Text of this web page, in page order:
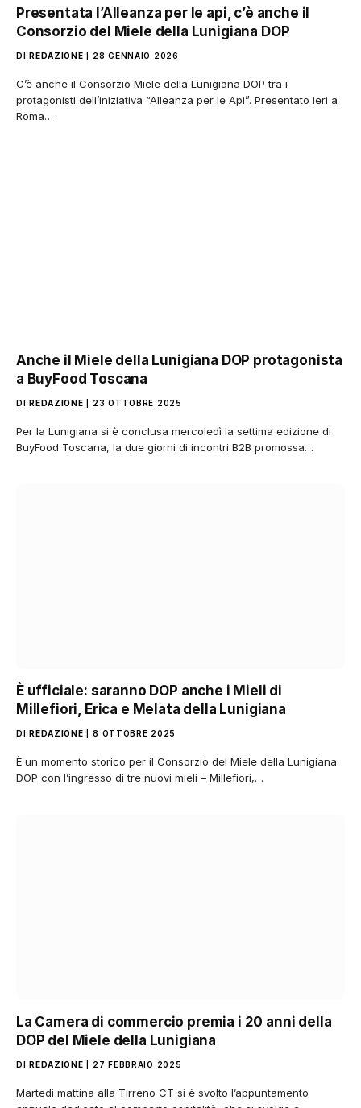
Presentata l’Alleanza per le api, c’è anche il
Consorzio del Miele della Lunigiana DOP
DI REDAZIONE 28 GENNAIO 2026
C’è anche il Consorzio Miele della Lunigiana DOP tra i
protagonisti dell’iniziativa “Alleanza per le Api”. Presentato ieri a
Roma…
Anche il Miele della Lunigiana DOP protagonista
a BuyFood Toscana
DI REDAZIONE 23 OTTOBRE 2025
Per la Lunigiana si è conclusa mercoledì la settima edizione di
BuyFood Toscana, la due giorni di incontri B2B promossa…
È ufficiale: saranno DOP anche i Mieli di
Millefiori, Erica e Melata della Lunigiana
DI REDAZIONE 8 OTTOBRE 2025
È un momento storico per il Consorzio del Miele della Lunigiana
DOP con l’ingresso di tre nuovi mieli – Millefiori,…
La Camera di commercio premia i 20 anni della
DOP del Miele della Lunigiana
DI REDAZIONE 27 FEBBRAIO 2025
Martedì mattina alla Tirreno CT si è svolto l’appuntamento